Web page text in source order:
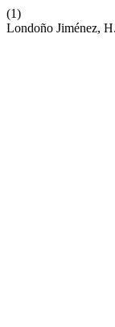
(1)
Londoño Jiménez,